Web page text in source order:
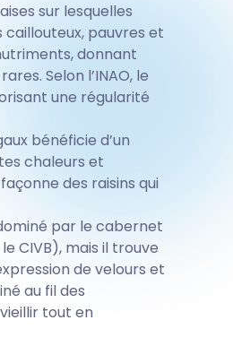
sur lesquelles
caillouteux, pauvres et
donnant
Selon l’INAO, le
une régularité
bénéficie d’un
chaleurs et
des raisins qui
par le cabernet
CIVB), mais il trouve
de velours et
au fil des
tout en